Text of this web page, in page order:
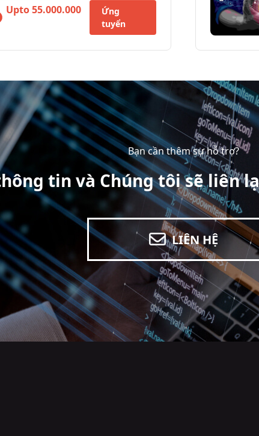
Upto 55.000.000
Ứng
tuyển
Bạn cần thêm sự hỗ trợ?
tin và Chúng tôi sẽ liên
LIÊN HỆ